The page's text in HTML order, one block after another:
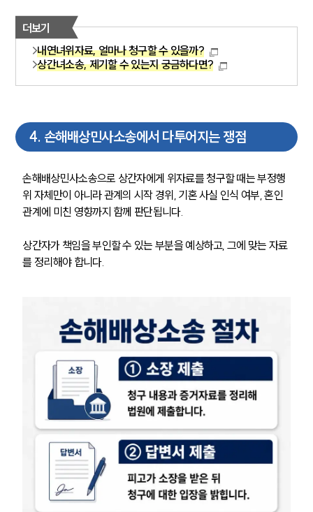
그룹소개
대륜의 강점
오시는 길
글로벌 파트너 로펌
고객의 소리
AI대륜
주요 업무사례
사례분석/최신동향
법률정보
법률지식인
고객후기
업무분야
민사그룹 업무
전체
더보기
내연녀위자료, 얼마나 청구할 수 있을까?
상간녀소송, 제기할 수 있는지 궁금하다면?
4. 손해배상민사소송에서 다투어지는 쟁점
손해배상민사소송으로 상간자에게 위자료를 청구할 때는 부정행
위 자체만이 아니라 관계의 시작 경위, 기혼 사실 인식 여부, 혼인
관계에 미친 영향까지 함께 판단됩니다.
상간자가 책임을 부인할 수 있는 부분을 예상하고, 그에 맞는 자료
를 정리해야 합니다.